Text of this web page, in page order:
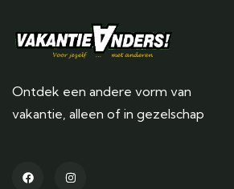
Ontdek een andere vorm van
vakantie, alleen of in gezelschap